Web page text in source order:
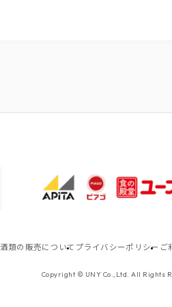
酒類の販売について プライバシーポリシー ご
Copyright © UNY Co.,Ltd. All Rights